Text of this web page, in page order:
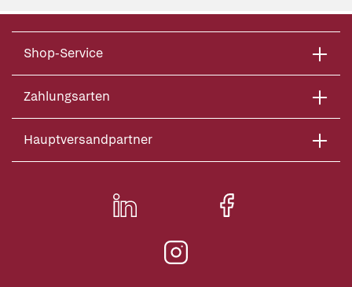
Shop-Service
Zahlungsarten
Hauptversandpartner